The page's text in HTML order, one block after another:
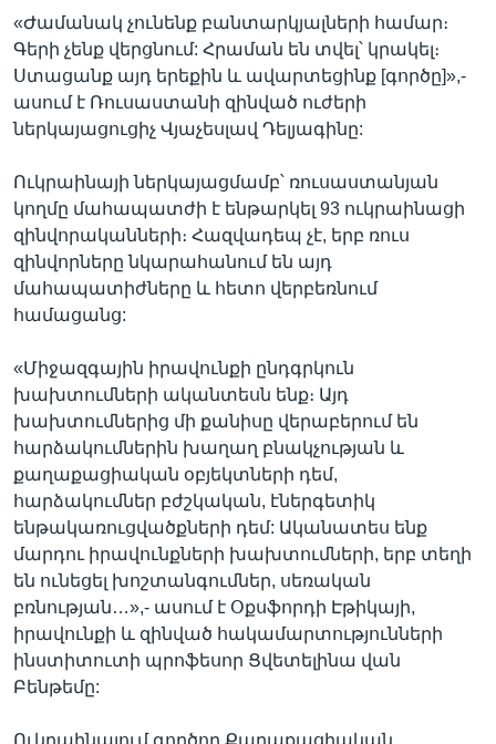
«Ժամանակ չունենք բանտարկյալների համար։
Գերի չենք վերցնում: Հրաման են տվել՝ կրակել։
Ստացանք այդ երեքին և ավարտեցինք [գործը]»,-
ասում է Ռուսաստանի զինված ուժերի
ներկայացուցիչ Վյաչեսլավ Դելյագինը:
Ուկրաինայի ներկայացմամբ՝ ռուսաստանյան
կողմը մահապատժի է ենթարկել 93 ուկրաինացի
զինվորականների։ Հազվադեպ չէ, երբ ռուս
զինվորները նկարահանում են այդ
մահապատիժները և հետո վերբեռնում
համացանց:
«Միջազգային իրավունքի ընդգրկուն
խախտումների ականտեսն ենք։ Այդ
խախտումներից մի քանիսը վերաբերում են
հարձակումներին խաղաղ բնակչության և
քաղաքացիական օբյեկտների դեմ,
հարձակումներ բժշկական, էներգետիկ
ենթակառուցվածքների դեմ: Ականատես ենք
մարդու իրավունքների խախտումների, երբ տեղի
են ունեցել խոշտանգումներ, սեռական
բռնության…»,- ասում է Օքսֆորդի Էթիկայի,
իրավունքի և զինված հակամարտությունների
ինստիտուտի պրոֆեսոր Ցվետելինա վան
Բենթեմը:
Ուկրաինայում գործող Քաղաքացիական